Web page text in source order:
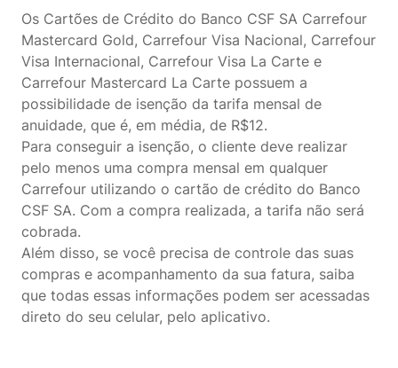
Os Cartões de Crédito do Banco CSF SA Carrefour
Mastercard Gold, Carrefour Visa Nacional, Carrefour
Visa Internacional, Carrefour Visa La Carte e
Carrefour Mastercard La Carte possuem a
possibilidade de isenção da tarifa mensal de
anuidade, que é, em média, de R$12.
Para conseguir a isenção, o cliente deve realizar
pelo menos uma compra mensal em qualquer
Carrefour utilizando o cartão de crédito do Banco
CSF SA. Com a compra realizada, a tarifa não será
cobrada.
Além disso, se você precisa de controle das suas
compras e acompanhamento da sua fatura, saiba
que todas essas informações podem ser acessadas
direto do seu celular, pelo aplicativo.